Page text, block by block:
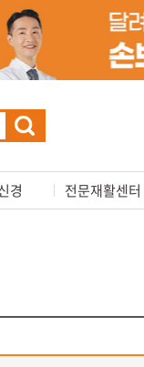
경 전문재활센터